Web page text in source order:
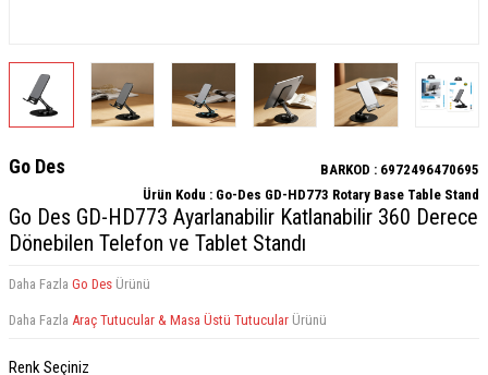
Go Des BARKOD : 6972496470695
Ürün Kodu : Go-Des GD-HD773 Rotary Base Table Stand
Go Des GD-HD773 Ayarlanabilir Katlanabilir 360 Derece
Dönebilen Telefon ve Tablet Standı
Daha Fazla Go Des Ürünü
Daha Fazla Araç Tutucular & Masa Üstü Tutucular Ürünü
Renk Seçiniz